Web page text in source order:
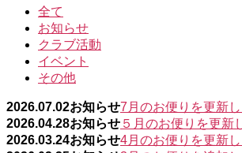
全て
お知らせ
クラブ活動
イベント
その他
2026.07.02お知らせ7月のお便りを更新し
2026.04.28お知らせ ５月のお便りを更新
2026.03.24お知らせ4月のお便りを更新し